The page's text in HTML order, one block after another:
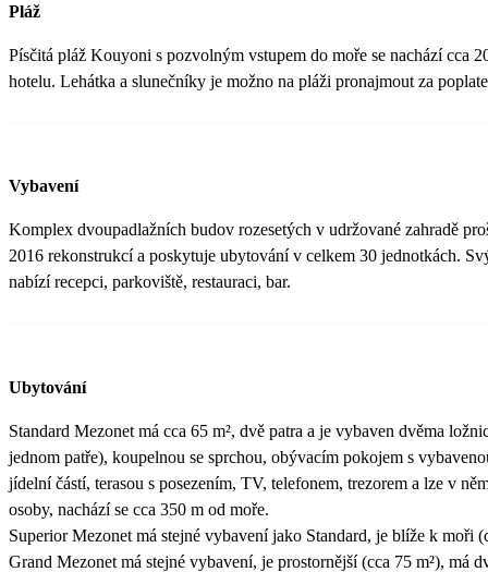
Pláž
Písčitá pláž Kouyoni s pozvolným vstupem do moře se nachází cca
hotelu. Lehátka a slunečníky je možno na pláži pronajmout za
Vybavení
Komplex dvoupadlažních budov rozesetých v udržované zahradě
2016 rekonstrukcí a poskytuje ubytování v celkem 30 jednotkách.
nabízí recepci, parkoviště, restauraci, bar.
Ubytování
Standard Mezonet má cca 65 m², dvě patra a je vybaven dvěma
jednom patře), koupelnou se sprchou, obývacím pokojem s
jídelní částí, terasou s posezením, TV, telefonem, trezorem a lze v
osoby, nachází se cca 350 m od moře.
Superior Mezonet má stejné vybavení jako Standard, je blíže k moři
Grand Mezonet má stejné vybavení, je prostornější (cca 75 m²), má